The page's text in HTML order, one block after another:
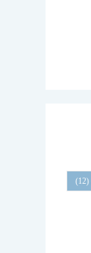
(12)